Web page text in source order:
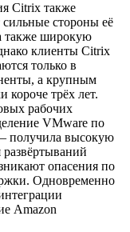
Citrix также
стороны её
также широкую
клиенты Citrix
только в
а крупным
короче трёх лет.
рабочих
VMware по
получила высокую
опасения по
Одновременно
Amazon